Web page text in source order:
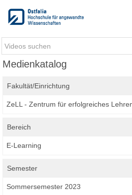
Medienkatalog
Fakultät/Einrichtung
ZeLL - Zentrum für erfolgreiches
Bereich
E-Learning
Semester
Sommersemester 2023